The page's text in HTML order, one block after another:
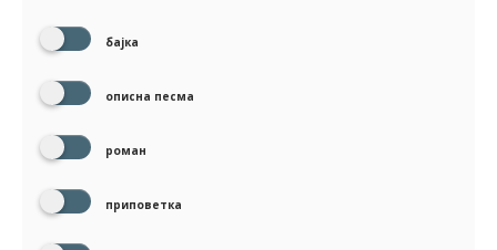
бајка
описна песма
роман
приповетка